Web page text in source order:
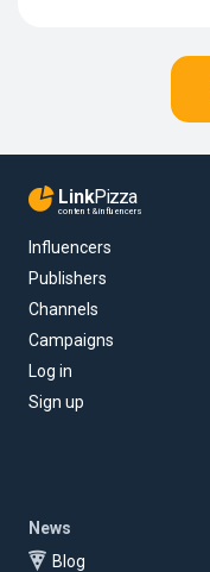
LinkPizza
content & influencers
Influencers
Publishers
Channels
Campaigns
Log in
Sign up
News
Blog